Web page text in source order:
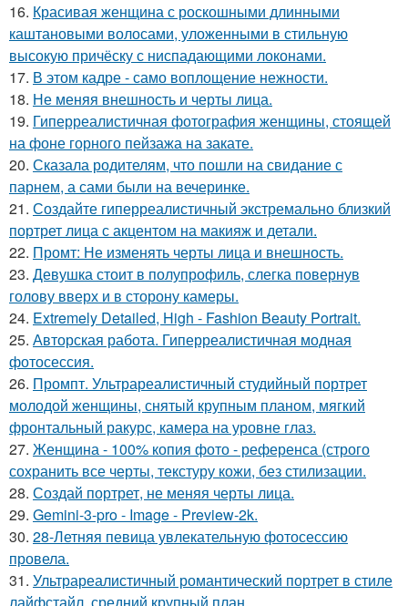
16. Красивая женщина с роскошными длинными
каштановыми волосами, уложенными в стильную
высокую причёску с ниспадающими локонами.
17. В этом кадре - само воплощение нежности.
18. Не меняя внешность и черты лица.
19. Гиперреалистичная фотография женщины, стоящей
на фоне горного пейзажа на закате.
20. Сказала родителям, что пошли на свидание с
парнем, а сами были на вечеринке.
21. Создайте гиперреалистичный экстремально близкий
портрет лица с акцентом на макияж и детали.
22. Промт: Не изменять черты лица и внешность.
23. Девушка стоит в полупрофиль, слегка повернув
голову вверх и в сторону камеры.
24. Extremely Detailed, High - Fashion Beauty Portrait.
25. Авторская работа. Гиперреалистичная модная
фотосессия.
26. Промпт. Ультрареалистичный студийный портрет
молодой женщины, снятый крупным планом, мягкий
фронтальный ракурс, камера на уровне глаз.
27. Женщина - 100% копия фото - референса (строго
сохранить все черты, текстуру кожи, без стилизации.
28. Создай портрет, не меняя черты лица.
29. Gemini-3-pro - Image - Preview-2k.
30. 28-Летняя певица увлекательную фотосессию
провела.
31. Ультрареалистичный романтический портрет в стиле